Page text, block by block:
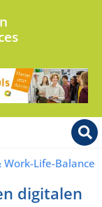
Work-Life-Balance
digitalen